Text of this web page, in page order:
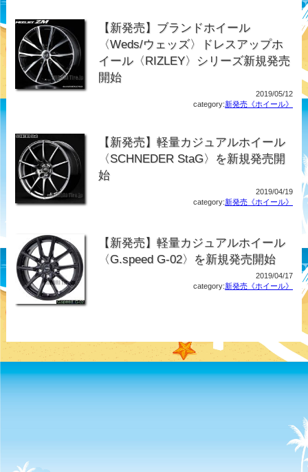
【新発売】ブランドホイール
〈Weds/ウェッズ〉ドレスアップホ
イール〈RIZLEY〉シリーズ新規発売
開始
2019/05/12
category:新発売《ホイール》
【新発売】軽量カジュアルホイール
〈SCHNEDER StaG〉を新規発売開
始
2019/04/19
category:新発売《ホイール》
【新発売】軽量カジュアルホイール
〈G.speed G-02〉を新規発売開始
2019/04/17
category:新発売《ホイール》